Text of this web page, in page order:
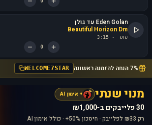
Eden Golan עד גולן
Beautiful Horizon Dm
פופ ·
3:15
0
7% הנחה להזמנה ראשונה WELCOME7STAR
מנוי שנתי + אימון AI
30 פלייבקים ב-₪1,000
רק ₪33 לפלייבק · חיסכון 50%+ · כולל אימון AI